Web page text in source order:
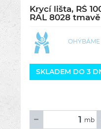
Krycí lišta, RŠ
RAL 8028
SKLADEM DO 3
mb